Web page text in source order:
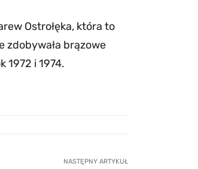
Ostrołęka, która to
zdobywała brązowe
1972 i 1974.
NASTĘPNY ARTYKUŁ